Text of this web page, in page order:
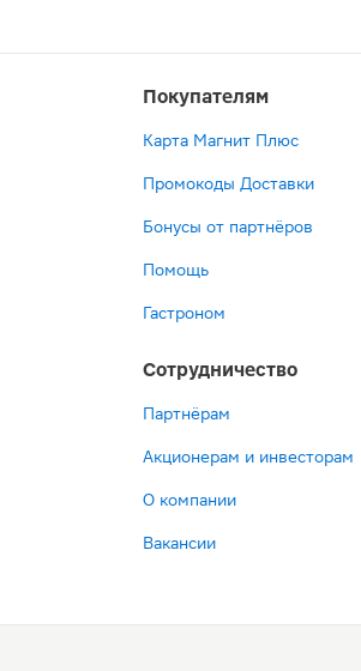
Покупателям
Карта Магнит Плюс
Промокоды Доставки
Бонусы от партнёров
Помощь
Гастроном
Сотрудничество
Партнёрам
Акционерам и инвесторам
О компании
Вакансии